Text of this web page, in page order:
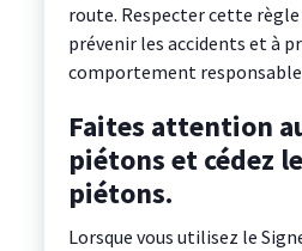
route. Respecter cette règle
prévenir les accidents et à
comportement
Faites attention
piétons et cédez
piétons.
Lorsque vous utilisez le